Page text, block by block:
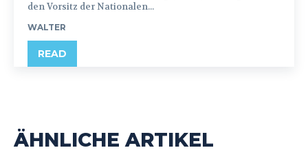
den Vorsitz der Nationalen...
WALTER
READ
ÄHNLICHE ARTIKEL